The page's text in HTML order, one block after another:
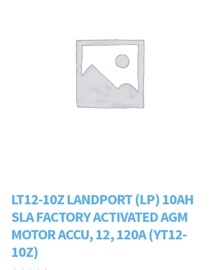
LADERS & ACCESSOIRES
LT12-10Z LANDPORT (LP) 10AH
SLA FACTORY ACTIVATED AGM
MOTOR ACCU, 12, 120A (YT12-
10Z)